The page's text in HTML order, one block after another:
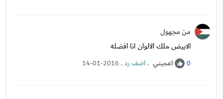
من مجهول
الابيض ملك الالوان انا افضله
0 اعجبني .اضف رد.
14-01-2016